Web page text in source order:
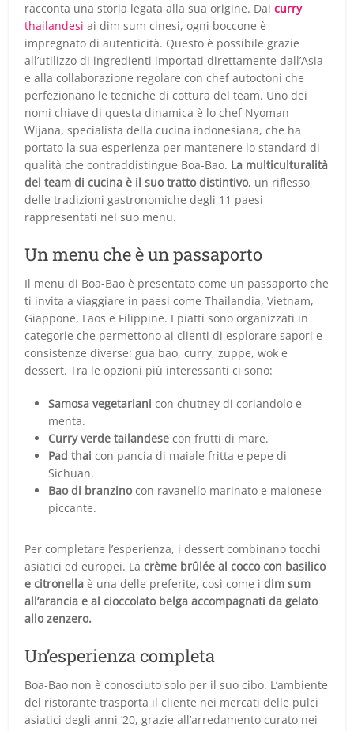
racconta una storia legata alla sua origine. Daicurry
thailandesi ai dim sum cinesi, ogni boccone è
impregnato di autenticità. Questo è possibile grazie
all’utilizzo di ingredienti importati direttamente dall’Asia
e alla collaborazione regolare con chef autoctoni che
perfezionano le tecniche di cottura del team. Uno dei
nomi chiave di questa dinamica è lo chef Nyoman
Wijana, specialista della cucina indonesiana, che ha
portato la sua esperienza per mantenere lo standard di
qualità che contraddistingue Boa-Bao. La multiculturalità
del team di cucina è il suo tratto distintivo, un riflesso
delle tradizioni gastronomiche degli 11 paesi
rappresentati nel suo menu.
Un menu che è un passaporto
Il menu di Boa-Bao è presentato come un passaporto che
ti invita a viaggiare in paesi come Thailandia, Vietnam,
Giappone, Laos e Filippine. I piatti sono organizzati in
categorie che permettono ai clienti di esplorare sapori e
consistenze diverse: gua bao, curry, zuppe, wok e
dessert. Tra le opzioni più interessanti ci sono:
Samosa vegetariani con chutney di coriandolo e
menta.
Curry verde tailandese con frutti di mare.
Pad thai con pancia di maiale fritta e pepe di
Sichuan.
Bao di branzinocon ravanello marinato e maionese
piccante.
Per completare l’esperienza, i dessert combinano tocchi
asiatici ed europei. Lacrème brûlée al cocco con basilico
e citronella è una delle preferite, così come idim sum
all’arancia e al cioccolato belga accompagnati da gelato
allo zenzero.
Un’esperienza completa
Boa-Bao non è conosciuto solo per il suo cibo. L’ambiente
del ristorante trasporta il cliente nei mercati delle pulci
asiatici degli anni ’20, grazie all’arredamento curato nei